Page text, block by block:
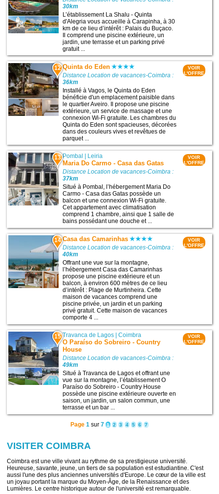
30km
L’établissement La Shalu - Quinta
d'Alegria vous accueille à Carapinha, à 30
km de ce lieu d’intérêt : Palais du Buçaco.
Il comprend une piscine extérieure, un
jardin, une terrasse et un parking privé
gratuit ...
12 Quinta do Eden
Distance Location de vacances-Coimbra :
36km
Installé à Vagos, le Quinta do Eden
bénéficie d'un emplacement paisible dans
le quartier Aveiro. Il propose une piscine
extérieure, un service de massage et une
connexion Wi-Fi gratuite. Les chambres du
Quinta do Eden sont spacieuses, décorées
dans des couleurs vives et revêtues de
parquet ...
VOIR
L'OFFRE
13 Pombal Leiria
Maria Do Carmo - Casa das Gatas
Distance Location de vacances-Coimbra :
37km
Situé à Pombal, l’hébergement Maria Do
Carmo - Casa das Gatas possède un
balcon et une connexion Wi-Fi gratuite.
Cet appartement avec climatisation
comprend 1 chambre, ainsi que 1 salle de
bains possédant une douche et ...
VOIR
L'OFFRE
14 Casa das Camarinhas
Distance Location de vacances-Coimbra :
40km
Offrant une vue sur la montagne,
l’hébergement Casa das Camarinhas
propose une piscine extérieure et un
balcon, à environ 600 mètres de ce lieu
d’intérêt : Plage de Murtinheira. Cette
maison de vacances comprend une
piscine privée, un jardin et un parking
privé gratuit. Cette maison de vacances
comporte 4 ...
VOIR
L'OFFRE
15 Travanca de Lagos |Coimbra
O Paraíso do Sobreiro - Country
House
Distance Location de vacances-Coimbra :
49km
Situé à Travanca de Lagos et offrant une
vue sur la montagne, l’établissement O
Paraíso do Sobreiro - Country House
possède une piscine extérieure ouverte en
saison, un jardin, un salon commun, une
terrasse et un bar ...
VOIR
L'OFFRE
Page 1 sur 7 1 2 3 4 5 6 7
VISITER COIMBRA
Coimbra est une ville vivant au rythme de sa prestigieuse université.
Heureuse, savante, jeune, un tiers de sa population est estudiantine. C'est
aussi l'une des plus anciennes universités d'Europe. Le cœur de la ville est
un joyau portant la marque du Moyen-Âge, de la Renaissance et des
Lumières. Le centre historique autour de l'université est remarquable.